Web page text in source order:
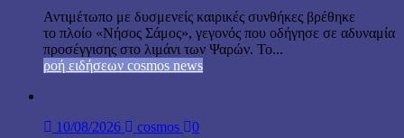
Αντιμέτωπο με δυσμενείς καιρικές συνθήκες βρέθηκε
το πλοίο «Νήσος Σάμος», γεγονός που οδήγησε σε αδυναμία
προσέγγισης στο λιμάνι των Ψαρών. Το...
ροή ειδήσεων cosmos news
10/08/2026 cosmos 0